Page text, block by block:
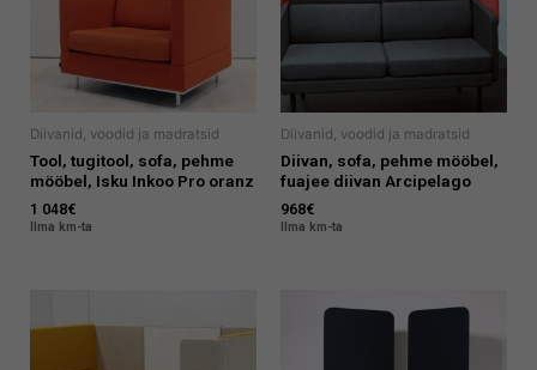
Diivanid, voodid ja madratsid
Tool, tugitool, sofa, pehme
mööbel, Isku Inkoo Pro oranz
1 048€
Ilma km-ta
Diivanid, voodid ja madratsid
Diivan, sofa, pehme mööbel,
fuajee diivan Arcipelago
968€
Ilma km-ta